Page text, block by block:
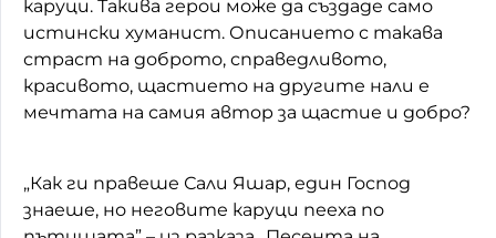
каруци. Такива герои може да създаде само
истински хуманист. Описанието с такава
страст на доброто, справедливото,
красивото, щастието на другите нали е
мечтата на самия автор за щастие и добро?
„Как ги правеше Сали Яшар, един Господ
знаеше, но неговите каруци пееха по